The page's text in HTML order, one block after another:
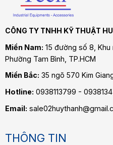
CÔNG TY TNHH KỸ THUẬT
Miền Nam: 15 đường số 8, Khu
Phường Tam Bình , TP.HCM
Miền Bắc: 35 ngõ 570 Kim
Hotline: 0938113799 -
Email:
THÔNG TIN